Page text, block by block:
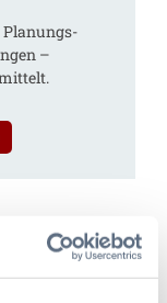
Planungs-
–
Erforderliche